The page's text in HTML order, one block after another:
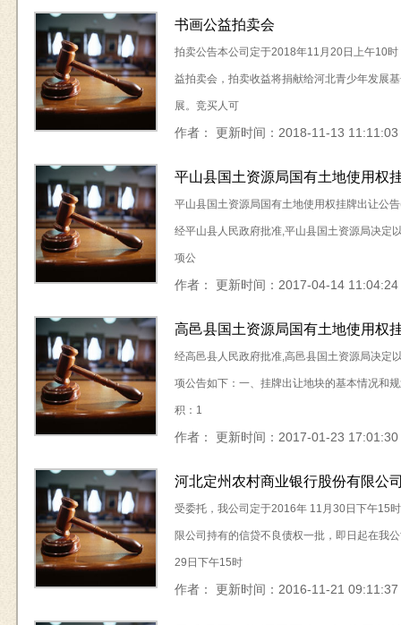
书画公益拍卖会
拍卖公告本公司定于2018年11月20日上午10
益拍卖会，拍卖收益将捐献给河北青少年发展
展。竞买人可
作者： 更新时间：2018-11-13 11:11:03
平山县国土资源局国有土地使用权
平山县国土资源局国有土地使用权挂牌出让公
经平山县人民政府批准,平山县国土资源局决定
项公
作者： 更新时间：2017-04-14 11:04:24
高邑县国土资源局国有土地使用权
经高邑县人民政府批准,高邑县国土资源局决定
项公告如下：一、挂牌出让地块的基本情况和
积：1
作者： 更新时间：2017-01-23 17:01:30
河北定州农村商业银行股份有限公
受委托，我公司定于2016年 11月30日下午15
限公司持有的信贷不良债权一批，即日起在我
29日下午15时
作者： 更新时间：2016-11-21 09:11:37